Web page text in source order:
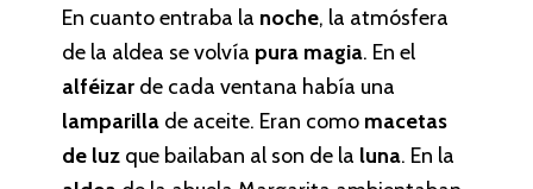
En cuanto entraba la noche, la atmósfera
de la aldea se volvía pura magia. En el
alféizar de cada ventana había una
lamparilla de aceite. Eran como macetas
de luz que bailaban al son de la luna. En la